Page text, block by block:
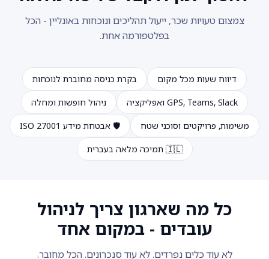
צמצום טעויות שכר, ייעול תהליכים ונוכחות באונליין - הכל
בפלטפורמה אחת.
דיווח שעות מכל מקום בקרת כניסה מחוברת לנוכחות
GPS, Teams, Slack ואפליקציה ניהול חופשות ומחלה
משימות, פרויקטים וסוכני שטח 🛡️ אבטחת מידע ISO 27001
🇮🇱 תמיכה מלאה בעברית
כל מה שארגון צריך לניהול
עובדים - במקום אחד
לא עוד כלים נפרדים. לא עוד סנכרונים. הכל מחובר.